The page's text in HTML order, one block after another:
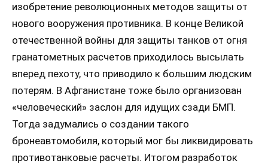
изобретение революционных методов защиты от
нового вооружения противника. В конце Великой
отечественной войны для защиты танков от огня
гранатометных расчетов приходилось высылать
вперед пехоту, что приводило к большим людским
потерям. В Афганистане тоже было организован
«человеческий» заслон для идущих сзади БМП.
Тогда задумались о создании такого
бронеавтомобиля, который мог бы ликвидировать
противотанковые расчеты. Итогом разработок